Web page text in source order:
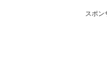
スポン